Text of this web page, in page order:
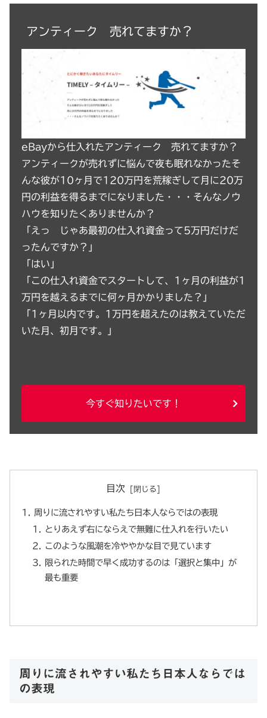
アンティーク 売れてますか？
eBayから仕入れたアンティーク 売れてますか？
アンティークが売れずに悩んで夜も眠れなかったそ
んな彼が10ヶ月で120万円を荒稼ぎして月に20万
円の利益を得るまでになりました・・・そんなノウ
ハウを知りたくありませんか？
「えっ じゃあ最初の仕入れ資金って5万円だけだ
ったんですか？」
「はい」
「この仕入れ資金でスタートして、1ヶ月の利益が1
万円を越えるまでに何ヶ月かかりました？」
「1ヶ月以内です。1万円を超えたのは教えていただ
いた月、初月です。」
今すぐ知りたいです！
目次
周りに流されやすい私たち日本人ならではの表現
とりあえず右にならえで無難に仕入れを行いたい
このような風潮を冷ややかな目で見ています
限られた時間で早く成功するのは「選択と集中」が
最も重要
周りに流されやすい私たち日本人ならでは
の表現